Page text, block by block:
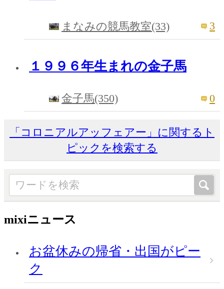
まなみの競馬教室(33) 3
１９９６年生まれの金子馬
金子馬(350) 0
「コロニアルアッフェアー」に関するト
ピックを検索する
mixiニュース
お盆休みの帰省・出国がピー
ク